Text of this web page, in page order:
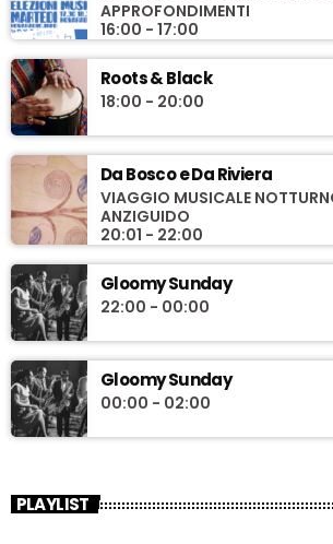
APPROFONDIMENTI
16:00 - 17:00
Roots & Black
18:00 - 20:00
Da Bosco e Da Riviera
VIAGGIO MUSICALE
ANZIGUIDO
20:01 - 22:00
Gloomy Sunday
22:00 - 00:00
Gloomy Sunday
00:00 - 02:00
PLAYLIST